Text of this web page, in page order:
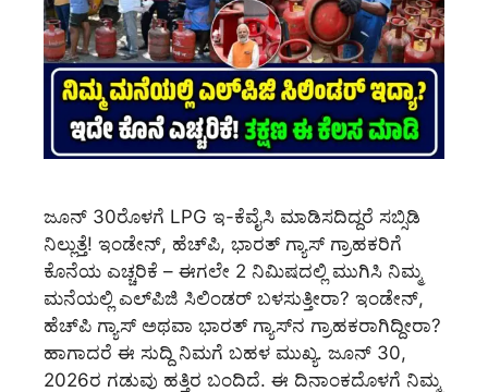
ಜೂನ್ 30ರೊಳಗೆ LPG ಇ-ಕೆವೈಸಿ ಮಾಡಿಸದಿದ್ದರೆ ಸಬ್ಸಿಡಿ
ನಿಲ್ಲುತ್ತೆ! ಇಂಡೇನ್, ಹೆಚ್‌ಪಿ, ಭಾರತ್ ಗ್ಯಾಸ್ ಗ್ರಾಹಕರಿಗೆ
ಕೊನೆಯ ಎಚ್ಚರಿಕೆ – ಈಗಲೇ 2 ನಿಮಿಷದಲ್ಲಿ ಮುಗಿಸಿ ನಿಮ್ಮ
ಮನೆಯಲ್ಲಿ ಎಲ್‌ಪಿಜಿ ಸಿಲಿಂಡರ್ ಬಳಸುತ್ತೀರಾ? ಇಂಡೇನ್,
ಹೆಚ್‌ಪಿ ಗ್ಯಾಸ್ ಅಥವಾ ಭಾರತ್ ಗ್ಯಾಸ್‌ನ ಗ್ರಾಹಕರಾಗಿದ್ದೀರಾ?
ಹಾಗಾದರೆ ಈ ಸುದ್ದಿ ನಿಮಗೆ ಬಹಳ ಮುಖ್ಯ. ಜೂನ್ 30,
2026ರ ಗಡುವು ಹತ್ತಿರ ಬಂದಿದೆ. ಈ ದಿನಾಂಕದೊಳಗೆ ನಿಮ್ಮ